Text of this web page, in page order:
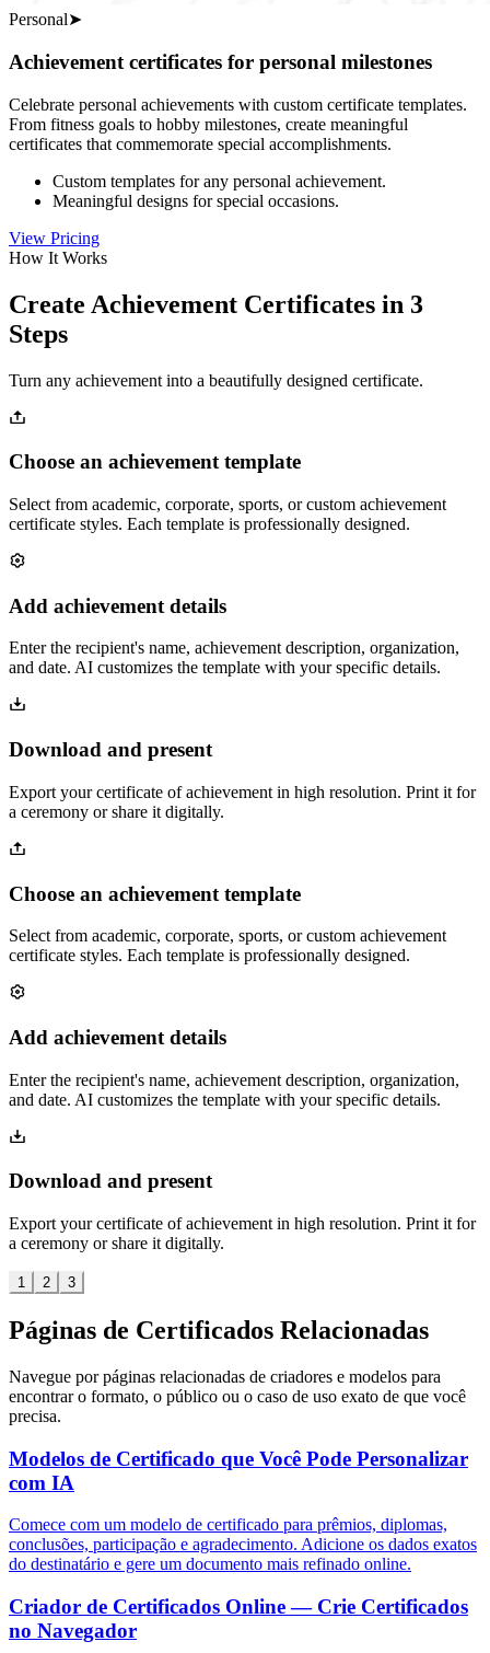
Personal➤
Achievement certificates for personal milestones
Celebrate personal achievements with custom certificate templates.
From fitness goals to hobby milestones, create meaningful
certificates that commemorate special accomplishments.
Custom templates for any personal achievement.
Meaningful designs for special occasions.
View Pricing
How It Works
Create Achievement Certificates in 3
Steps
Turn any achievement into a beautifully designed certificate.
Choose an achievement template
Select from academic, corporate, sports, or custom achievement
certificate styles. Each template is professionally designed.
Add achievement details
Enter the recipient's name, achievement description, organization,
and date. AI customizes the template with your specific details.
Download and present
Export your certificate of achievement in high resolution. Print it for
a ceremony or share it digitally.
Choose an achievement template
Select from academic, corporate, sports, or custom achievement
certificate styles. Each template is professionally designed.
Add achievement details
Enter the recipient's name, achievement description, organization,
and date. AI customizes the template with your specific details.
Download and present
Export your certificate of achievement in high resolution. Print it for
a ceremony or share it digitally.
1 2 3
Páginas de Certificados Relacionadas
Navegue por páginas relacionadas de criadores e modelos para
encontrar o formato, o público ou o caso de uso exato de que você
precisa.
Modelos de Certificado que Você Pode Personalizar
com IA
Comece com um modelo de certificado para prêmios, diplomas,
conclusões, participação e agradecimento. Adicione os dados exatos
do destinatário e gere um documento mais refinado online.
Criador de Certificados Online — Crie Certificados
no Navegador